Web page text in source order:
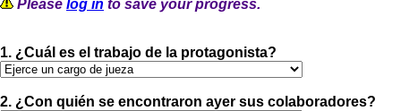
Please log in to save your progress.
1. ¿Cuál es el trabajo de la protagonista?
2. ¿Con quién se encontraron ayer sus colaboradores?